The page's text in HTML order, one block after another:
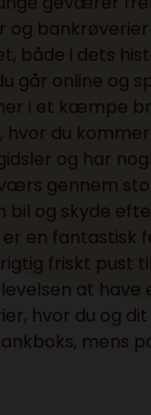
og
både i dets
går online og
i et kæmpe
hvor du
og har
gennem
bil og skyde
en fantastisk
friskt pust
at have
hvor du og
mens